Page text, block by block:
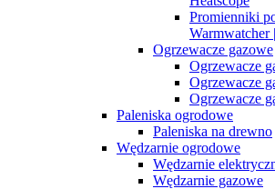
Promienniki
Warmwatcher
Ogrzewacze gazowe
Ogrzewacze
Ogrzewacze
Ogrzewacze
Paleniska ogrodowe
Paleniska na drewno
Wędzarnie ogrodowe
Wędzarnie
Wędzarnie gazowe